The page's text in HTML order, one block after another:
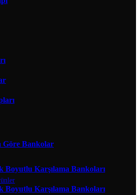
Göre Bankolar
Boyutlu Karşılama Bankoları
Boyutlu Karşılama Bankoları